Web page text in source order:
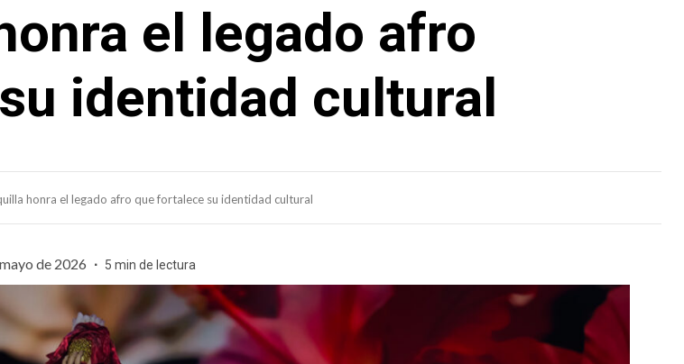
el legado afro
identidad cultural
honra el legado afro que fortalece su identidad cultural
de 2026 5 min de lectura